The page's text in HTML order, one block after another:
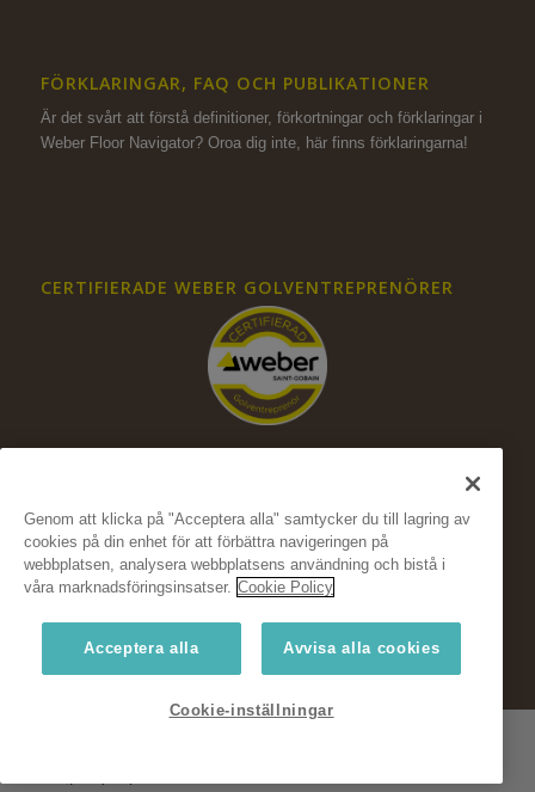
FÖRKLARINGAR, FAQ OCH PUBLIKATIONER
Är det svårt att förstå definitioner, förkortningar och förklaringar i
Weber Floor Navigator? Oroa dig inte,
här finns förklaringarna!
CERTIFIERADE WEBER GOLVENTREPRENÖRER
FÖLJ OSS PÅ SOCIALA MEDIER
Genom att klicka på "Acceptera alla" samtycker du till lagring av
cookies på din enhet för att förbättra navigeringen på
webbplatsen, analysera webbplatsens användning och bistå i
våra marknadsföringsinsatser. Cookie Policy
Acceptera alla Avvisa alla cookies
Cookie-inställningar